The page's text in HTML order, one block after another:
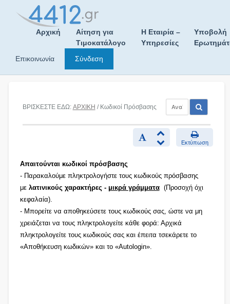
Αρχική
Αίτηση για
Τιμοκατάλογο
Η Εταιρία –
Υπηρεσίες
Υποβολή
Επικοινωνία
Σύνδεση
ΒΡΙΣΚΕΣΤΕ ΕΔΩ: ΑΡΧΙΚΗ / Κωδικοί Πρόσβασης
Εκτύπωση
Απαιτούνται κωδικοί πρόσβασης
- Παρακαλούμε πληκτρολογήστε τους κωδικούς πρόσβασης
με λατινικούς χαρακτήρες - μικρά γράμματα(Προσοχή όχι
κεφαλαία).
- Μπορείτε να αποθηκεύσετε τους κωδικούς σας, ώστε να μη
χρειάζεται να τους πληκτρολογείτε κάθε φορά: Αρχικά
πληκτρολογείτε τους κωδικούς σας και έπειτα τσεκάρετε το
«Αποθήκευση κωδικών» και το «Autologin».